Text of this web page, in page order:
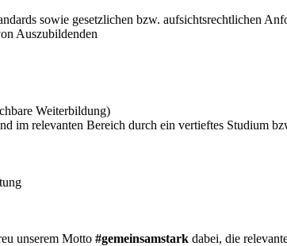
sowie gesetzlichen bzw. aufsichtsrechtlichen
Auszubildenden
Weiterbildung)
im relevanten Bereich durch ein vertieftes Studium
unserem Motto #gemeinsamstark dabei, die